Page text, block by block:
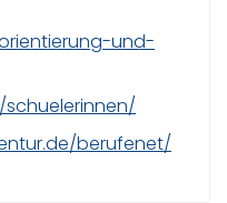
und-
berufenet/